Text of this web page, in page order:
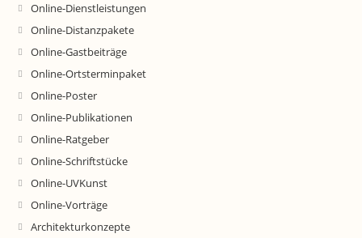
Online-Dienstleistungen
Online-Distanzpakete
Online-Gastbeiträge
Online-Ortsterminpaket
Online-Poster
Online-Publikationen
Online-Ratgeber
Online-Schriftstücke
Online-UVKunst
Online-Vorträge
Architekturkonzepte